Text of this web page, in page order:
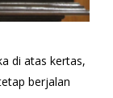
di atas kertas,
berjalan